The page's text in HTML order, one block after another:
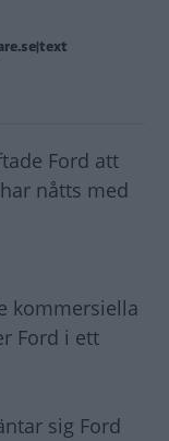
Ford att
nåtts med
kommersiella
Ford i ett
sig Ford